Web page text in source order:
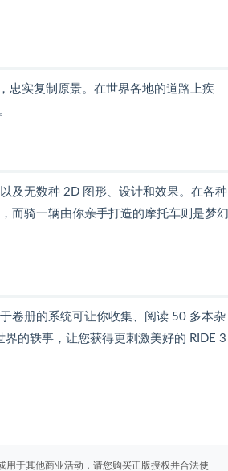
忠实复制原景。在世界各地的道路上疾
及无数种 2D 图形、设计和效果。在各种
而骑一辆由你亲手打造的摩托车则是梦幻
卷册的系统可让你收集、阅读 50 多本杂
的轶事，让您获得更刺激美好的 RIDE 3
用于其他商业活动，请您购买正版授权并合法使